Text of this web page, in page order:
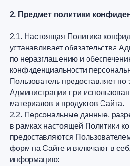
2. Предмет политики
2.1. Настоящая Политика
устанавливает обязательства
по неразглашению и
конфиденциальности
Пользователь предоставляет по
Администрации при
материалов и продуктов Сайта.
2.2. Персональные данные,
в рамках настоящей Политики
предоставляются
форм на Сайте и включают в
информацию: